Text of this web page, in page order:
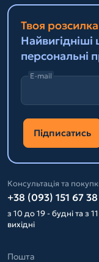
Твоя розсилка
Найвигідніші
персональні
E-mail
Підписатись
Консультація та
+38 (093) 151 67 38
з 10 до 19 - будні та з
вихідні
Пошта